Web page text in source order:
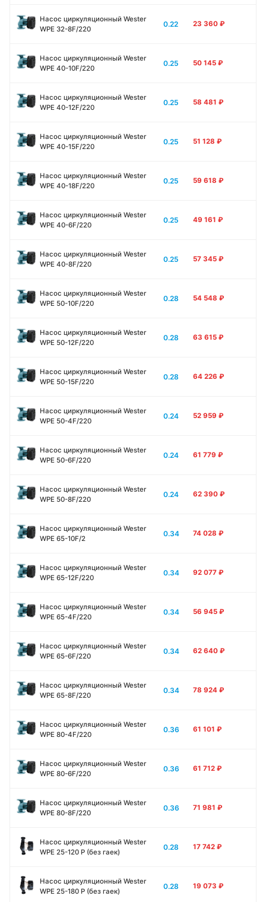
Насос циркуляционный Wester
WPE 32-8F/220
0.22 23 360 ₽
Насос циркуляционный Wester
WPE 40-10F/220
0.25 50 145 ₽
Насос циркуляционный Wester
WPE 40-12F/220
0.25 58 481 ₽
Насос циркуляционный Wester
WPE 40-15F/220
0.25 51 128 ₽
Насос циркуляционный Wester
WPE 40-18F/220
0.25 59 618 ₽
Насос циркуляционный Wester
WPE 40-6F/220
0.25 49 161 ₽
Насос циркуляционный Wester
WPE 40-8F/220
0.25 57 345 ₽
Насос циркуляционный Wester
WPE 50-10F/220
0.28 54 548 ₽
Насос циркуляционный Wester
WPE 50-12F/220
0.28 63 615 ₽
Насос циркуляционный Wester
WPE 50-15F/220
0.28 64 226 ₽
Насос циркуляционный Wester
WPE 50-4F/220
0.24 52 959 ₽
Насос циркуляционный Wester
WPE 50-6F/220
0.24 61 779 ₽
Насос циркуляционный Wester
WPE 50-8F/220
0.24 62 390 ₽
Насос циркуляционный Wester
WPE 65-10F/2
0.34 74 028 ₽
Насос циркуляционный Wester
WPE 65-12F/220
0.34 92 077 ₽
Насос циркуляционный Wester
WPE 65-4F/220
0.34 56 945 ₽
Насос циркуляционный Wester
WPE 65-6F/220
0.34 62 640 ₽
Насос циркуляционный Wester
WPE 65-8F/220
0.34 78 924 ₽
Насос циркуляционный Wester
WPE 80-4F/220
0.36 61 101 ₽
Насос циркуляционный Wester
WPE 80-6F/220
0.36 61 712 ₽
Насос циркуляционный Wester
WPE 80-8F/220
0.36 71 981 ₽
Насос циркуляционный Wester
WPE 25-120 P (без гаек)
0.28 17 742 ₽
Насос циркуляционный Wester
WPE 25-180 P (без гаек)
0.28 19 073 ₽